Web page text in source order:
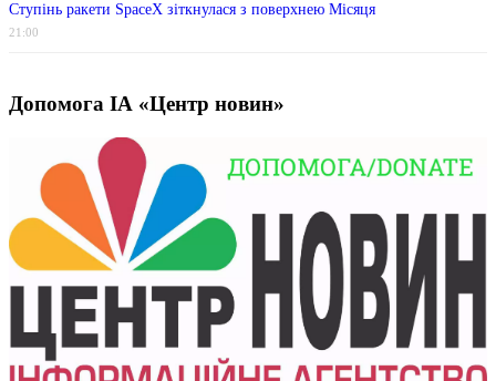
Ступінь ракети SpaceX зіткнулася з поверхнею Місяця
21:00
Допомога ІА «Центр новин»